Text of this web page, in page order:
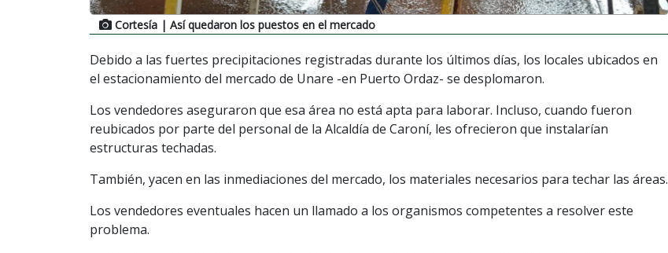
Cortesía | Así quedaron los puestos en el mercado
Debido a las fuertes precipitaciones registradas durante los últimos días, los locales ubicados en
el estacionamiento del mercado de Unare -en Puerto Ordaz- se desplomaron.
Los vendedores aseguraron que esa área no está apta para laborar. Incluso, cuando fueron
reubicados por parte del personal de la Alcaldía de Caroní, les ofrecieron que instalarían
estructuras techadas.
También, yacen en las inmediaciones del mercado, los materiales necesarios para techar las áreas.
Los vendedores eventuales hacen un llamado a los organismos competentes a resolver este
problema.